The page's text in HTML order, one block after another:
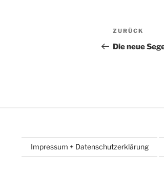
Vorheriger
Beitrag
ZURÜCK
Die neue
Impressum + Datenschutzerklärung